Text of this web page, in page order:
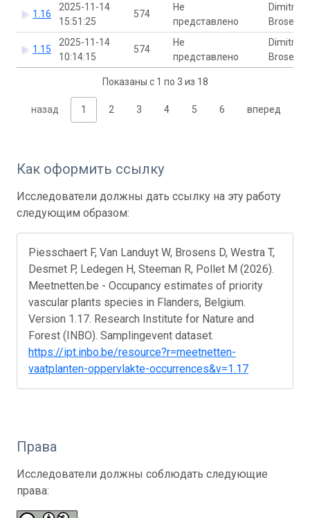
1.16
2025-11-14
15:51:25
574
Не
представлено
Dimitri
Brosens
1.15
2025-11-14
10:14:15
574
Не
представлено
Dimitri
Brosens
Показаны с 1 по 3 из 18
назад 1 2 3 4 5 6 вперед
Как оформить ссылку
Исследователи должны дать ссылку на эту работу
следующим образом:
Piesschaert F, Van Landuyt W, Brosens D, Westra T,
Desmet P, Ledegen H, Steeman R, Pollet M (2026).
Meetnetten.be - Occupancy estimates of priority
vascular plants species in Flanders, Belgium.
Version 1.17. Research Institute for Nature and
Forest (INBO). Samplingevent dataset.
https://ipt.inbo.be/resource?r=meetnetten-
vaatplanten-oppervlakte-occurrences&v=1.17
Права
Исследователи должны соблюдать следующие
права: